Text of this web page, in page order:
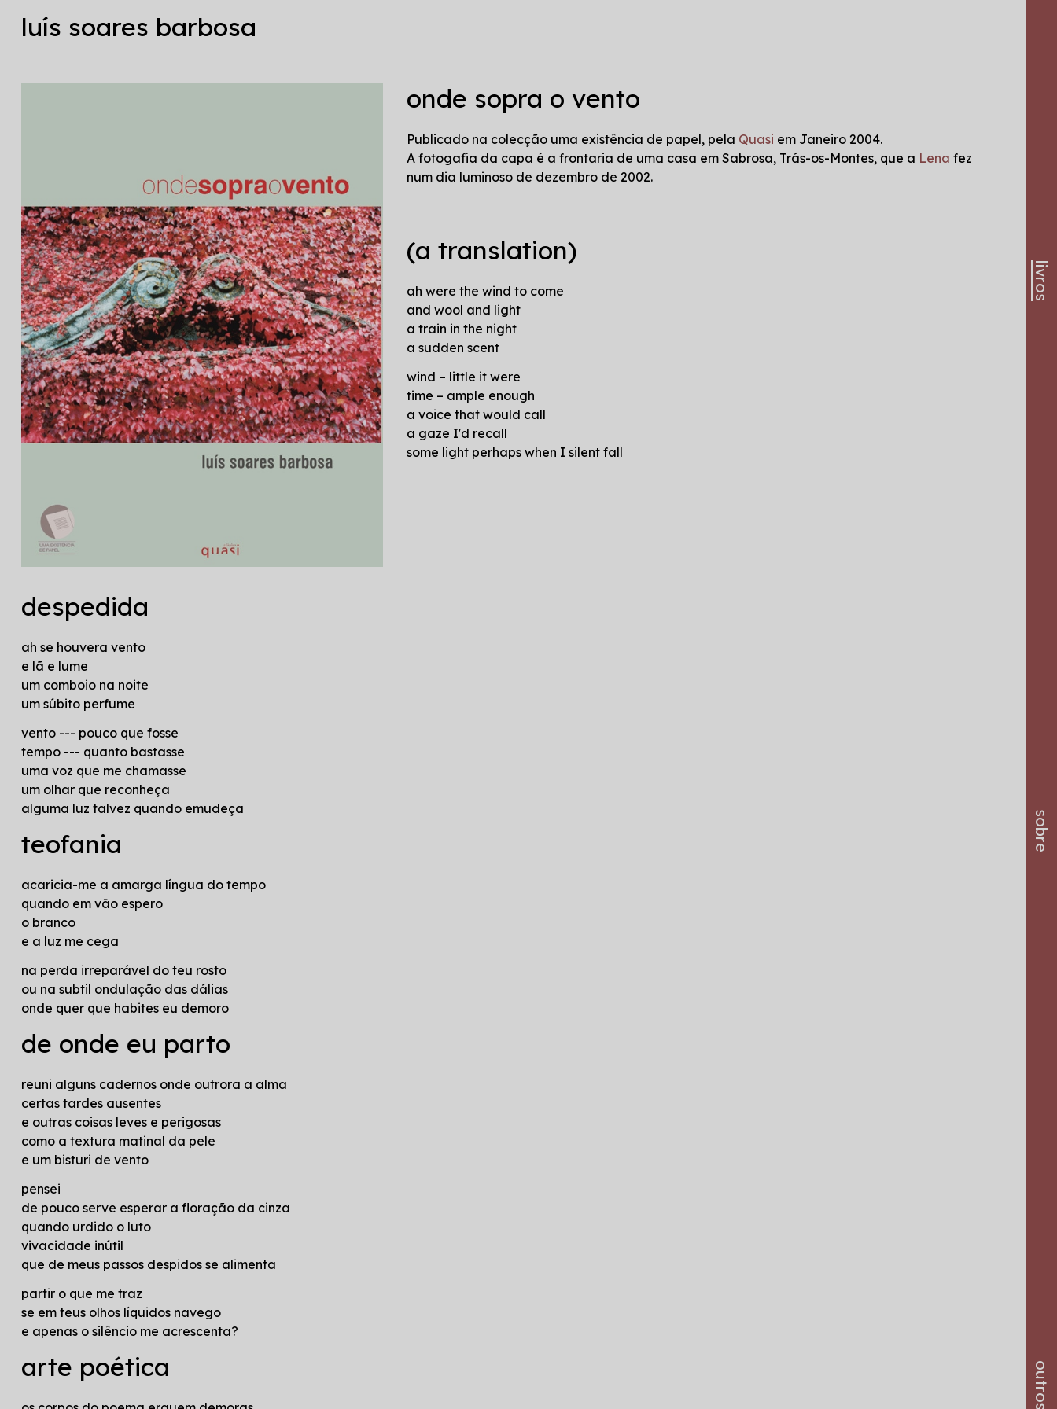
livros
sobre
outros
luís soares barbosa
onde sopra o vento
Publicado na colecção uma existência de papel, pela Quasi em Janeiro 2004.
A fotogafia da capa é a frontaria de uma casa em Sabrosa, Trás-os-Montes, que a Lena fez
num dia luminoso de dezembro de 2002.
(a translation)
ah were the wind to come
and wool and light
a train in the night
a sudden scent
wind – little it were
time – ample enough
a voice that would call
a gaze I'd recall
some light perhaps when I silent fall
despedida
ah se houvera vento
e lã e lume
um comboio na noite
um súbito perfume
vento --- pouco que fosse
tempo --- quanto bastasse
uma voz que me chamasse
um olhar que reconheça
alguma luz talvez quando emudeça
teofania
acaricia-me a amarga língua do tempo
quando em vão espero
o branco
e a luz me cega
na perda irreparável do teu rosto
ou na subtil ondulação das dálias
onde quer que habites eu demoro
de onde eu parto
reuni alguns cadernos onde outrora a alma
certas tardes ausentes
e outras coisas leves e perigosas
como a textura matinal da pele
e um bisturi de vento
pensei
de pouco serve esperar a floração da cinza
quando urdido o luto
vivacidade inútil
que de meus passos despidos se alimenta
partir o que me traz
se em teus olhos líquidos navego
e apenas o silêncio me acrescenta?
arte poética